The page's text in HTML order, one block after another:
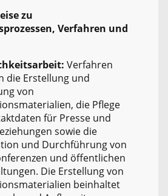
zu
Verfahren und
Verfahren
die Erstellung und
von
die Pflege
für Presse und
sowie die
und Durchführung von
und öffentlichen
Die Erstellung von
beinhaltet